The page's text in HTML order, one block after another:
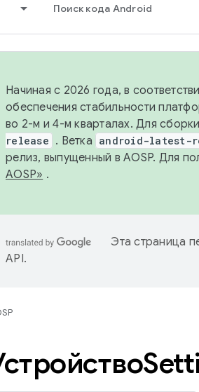
Поиск кода Android
Начиная с 2026 года, в
обеспечения стабильности
во 2-м и 4-м кварталах. Для
release . Ветка android-latest-
релиз, выпущенный в AOSP. Для
AOSP» .
Эта страница
API.